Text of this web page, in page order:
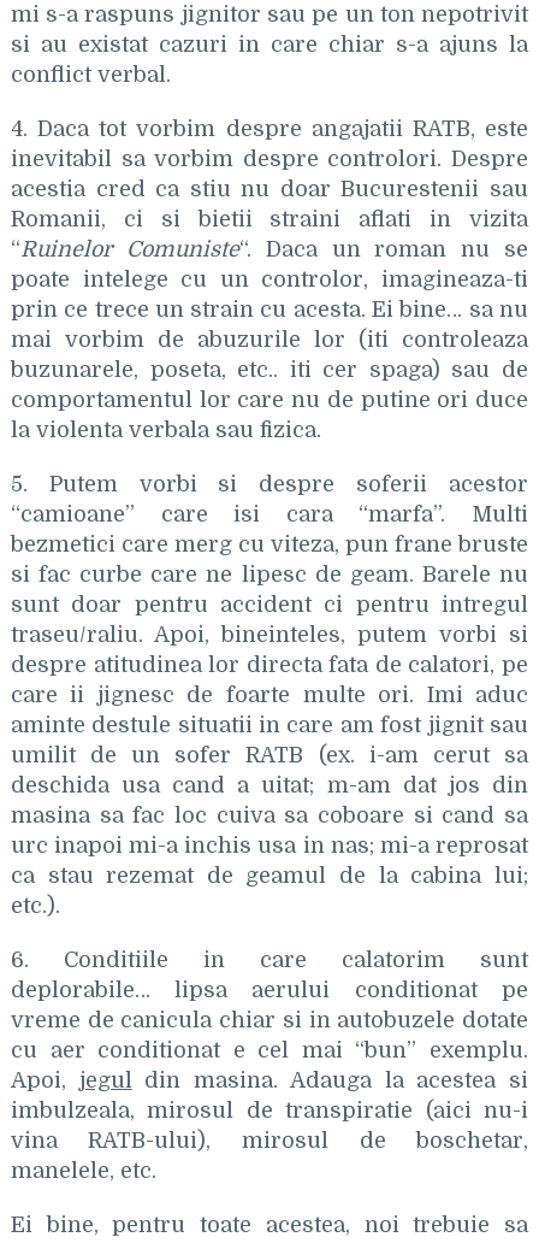
mi s-a raspuns jignitor sau pe un ton nepotrivit
si au existat cazuri in care chiar s-a ajuns la
conflict verbal.
4. Daca tot vorbim despre angajatii RATB, este
inevitabil sa vorbim despre controlori. Despre
acestia cred ca stiu nu doar Bucurestenii sau
Romanii, ci si bietii straini aflati in vizita
“Ruinelor Comuniste“. Daca un roman nu se
poate intelege cu un controlor, imagineaza-ti
prin ce trece un strain cu acesta. Ei bine… sa nu
mai vorbim de abuzurile lor (iti controleaza
buzunarele, poseta, etc.. iti cer spaga) sau de
comportamentul lor care nu de putine ori duce
la violenta verbala sau fizica.
5. Putem vorbi si despre soferii acestor
“camioane” care isi cara “marfa”. Multi
bezmetici care merg cu viteza, pun frane bruste
si fac curbe care ne lipesc de geam. Barele nu
sunt doar pentru accident ci pentru intregul
traseu/raliu. Apoi, bineinteles, putem vorbi si
despre atitudinea lor directa fata de calatori, pe
care ii jignesc de foarte multe ori. Imi aduc
aminte destule situatii in care am fost jignit sau
umilit de un sofer RATB (ex. i-am cerut sa
deschida usa cand a uitat; m-am dat jos din
masina sa fac loc cuiva sa coboare si cand sa
urc inapoi mi-a inchis usa in nas; mi-a reprosat
ca stau rezemat de geamul de la cabina lui;
etc.).
6. Conditiile in care calatorim sunt
deplorabile… lipsa aerului conditionat pe
vreme de canicula chiar si in autobuzele dotate
cu aer conditionat e cel mai “bun” exemplu.
Apoi, jeguldin masina. Adauga la acestea si
imbulzeala, mirosul de transpiratie (aici nu-i
vina RATB-ului), mirosul de boschetar,
manelele, etc.
Ei bine, pentru toate acestea, noi trebuie sa